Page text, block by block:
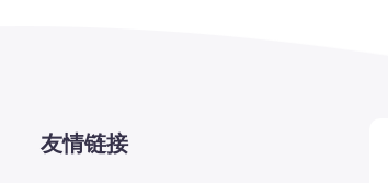
友情链接